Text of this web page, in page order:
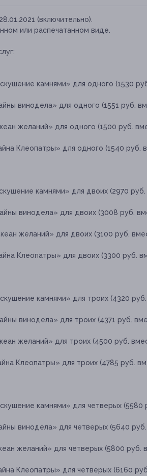
(включительно).
или распечатанном виде.
камнями» для одного (1530
винодела» для одного (1551 руб.
желаний» для одного (1500 руб.
Клеопатры» для одного (1540 руб.
камнями» для двоих (2970
винодела» для двоих (3008 руб.
желаний» для двоих (3100 руб.
Клеопатры» для двоих (3300 руб.
камнями» для троих (4320
винодела» для троих (4371 руб.
желаний» для троих (4500 руб.
Клеопатры» для троих (4785 руб.
камнями» для четверых (5580
винодела» для четверых (5640
желаний» для четверых (5800 руб.
Клеопатры» для четверых (6160